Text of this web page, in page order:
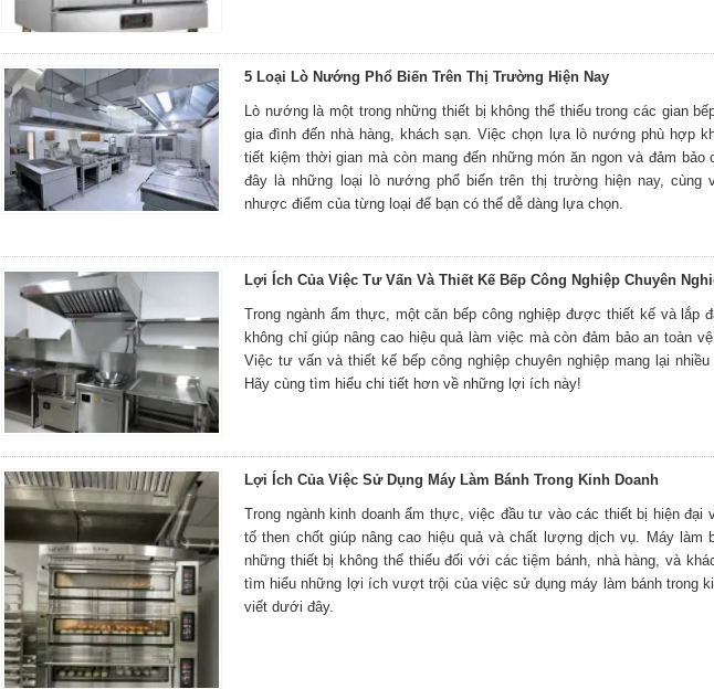
5 Loại Lò Nướng Phổ Biến Trên Thị Trường Hiện Nay
Lò nướng là một trong những thiết bị không thể thiếu trong các gian
gia đình đến nhà hàng, khách sạn. Việc chọn lựa lò nướng phù hợp
tiết kiệm thời gian mà còn mang đến những món ăn ngon và đảm
đây là những loại lò nướng phổ biến trên thị trường hiện nay, cùng
nhược điểm của từng loại để bạn có thể dễ dàng lựa chọn.
Lợi Ích Của Việc Tư Vấn Và Thiết Kế Bếp Công Nghiệp Chuyên
Trong ngành ẩm thực, một căn bếp công nghiệp được thiết kế và lắp
không chỉ giúp nâng cao hiệu quả làm việc mà còn đảm bảo an toàn
Việc tư vấn và thiết kế bếp công nghiệp chuyên nghiệp mang lại
Hãy cùng tìm hiểu chi tiết hơn về những lợi ích này!
Lợi Ích Của Việc Sử Dụng Máy Làm Bánh Trong Kinh Doanh
Trong ngành kinh doanh ẩm thực, việc đầu tư vào các thiết bị hiện đại
tố then chốt giúp nâng cao hiệu quả và chất lượng dịch vụ. Máy làm
những thiết bị không thể thiếu đối với các tiệm bánh, nhà hàng, và
tìm hiểu những lợi ích vượt trội của việc sử dụng máy làm bánh trong
viết dưới đây.